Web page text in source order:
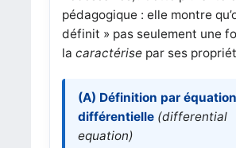
pédagogique : elle montre
définit » pas seulement une
la caractérisepar ses
(A) Définition par équation
différentielle (differential
equation)